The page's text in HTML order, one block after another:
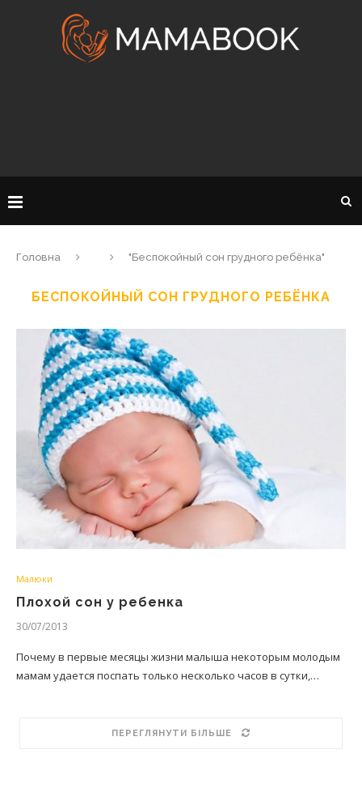
Головна "Беспокойный сон грудного ребёнка"
БЕСПОКОЙНЫЙ СОН ГРУДНОГО РЕБЁНКА
Малюки
Плохой сон у ребенка
30/07/2013
Почему в первые месяцы жизни малыша некоторым молодым
мамам удается поспать только несколько часов в сутки,…
ПЕРЕГЛЯНУТИ БІЛЬШЕ